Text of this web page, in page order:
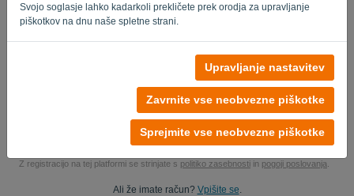
Svojo soglasje lahko kadarkoli prekličete prek orodja za upravljanje
piškotkov na dnu naše spletne strani.
Upravljanje nastavitev
Zavrnite vse neobvezne piškotke
Sprejmite vse neobvezne piškotke
Ja, lahko študirate moje izdelke..
Začnite brezplačno preizkusno različico
Kreditna kartica ni potrebna
Brez priključenih vrvic! 100% brez obveznosti
Vaši podatki so 100% varni
Z registracijo na tej platformi se strinjate s politiko zasebnosti in pogoji poslovanja
Ali že imate račun? Vpišite se.